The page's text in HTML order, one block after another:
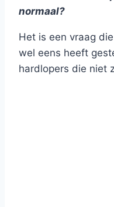
normaal?
Het is een vraag
wel eens heeft
hardlopers die niet